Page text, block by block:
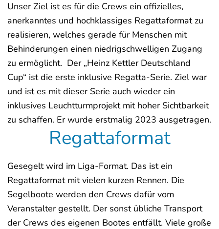
Unser Ziel ist es für die Crews ein offizielles,
anerkanntes und hochklassiges Regattaformat zu
realisieren, welches gerade für Menschen mit
Behinderungen einen niedrigschwelligen Zugang
zu ermöglicht. Der „Heinz Kettler Deutschland
Cup“ ist die erste inklusive Regatta-Serie. Ziel war
und ist es mit dieser Serie auch wieder ein
inklusives Leuchtturmprojekt mit hoher Sichtbarkeit
zu schaffen. Er wurde erstmalig 2023 ausgetragen.
Regattaformat
Gesegelt wird im Liga-Format. Das ist ein
Regattaformat mit vielen kurzen Rennen. Die
Segelboote werden den Crews dafür vom
Veranstalter gestellt. Der sonst übliche Transport
der Crews des eigenen Bootes entfällt. Viele große